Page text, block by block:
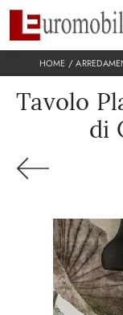
HOME /
Tavolo
di